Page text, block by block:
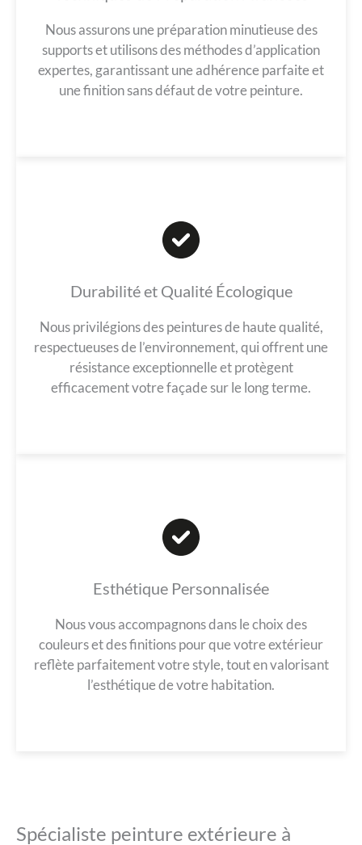
Nous assurons une préparation minutieuse des
supports et utilisons des méthodes d’application
expertes, garantissant une adhérence parfaite et
une finition sans défaut de votre peinture.
Durabilité et Qualité Écologique
Nous privilégions des peintures de haute qualité,
respectueuses de l’environnement, qui offrent une
résistance exceptionnelle et protègent
efficacement votre façade sur le long terme.
Esthétique Personnalisée
Nous vous accompagnons dans le choix des
couleurs et des finitions pour que votre extérieur
reflète parfaitement votre style, tout en valorisant
l’esthétique de votre habitation.
Spécialiste peinture extérieure à